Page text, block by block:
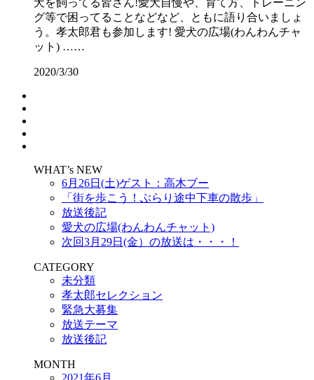
犬を飼ってる皆さん!愛犬自慢や、育て方、トレーニン
グ等で困ってることなどなど、ともに語り合いましょ
う。孝太郎君も参加します! 愛犬の広場(わんわんチャ
ット) ……
2020/3/30
WHAT’s NEW
6月26日(土)ゲスト：高木ブー
「街を歩こう！ぶらり途中下車の散歩」
放送後記
愛犬の広場(わんわんチャット)
次回3月29日(金）の放送は・・・！
CATEGORY
未分類
孝太郎セレクション
緊急大募集
放送テーマ
放送後記
MONTH